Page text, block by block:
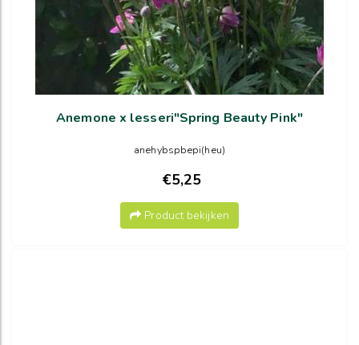
Anemone x lesseri"Spring Beauty Pink"
anehybspbepi(heu)
€5,25
Product bekijken